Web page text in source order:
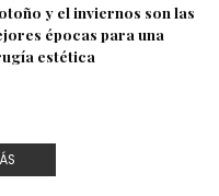
y el inviernos son las
épocas para una
estética